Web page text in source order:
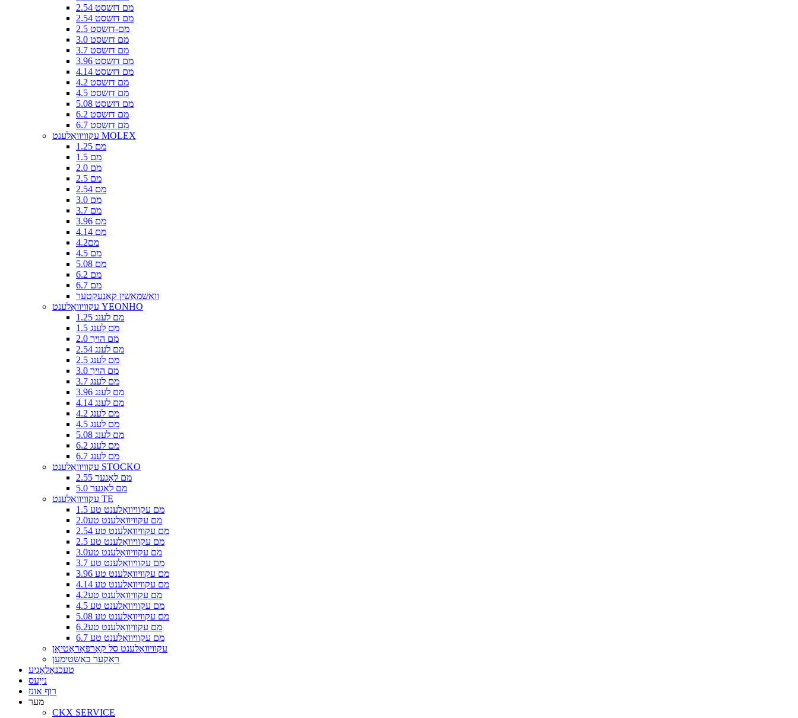
2.54 מם דזשסט
2.54 מם דזשסט
2.5 מם-דזשסט
3.0 מם דזשסט
3.7 מם דזשסט
3.96 מם דזשסט
4.14 מם דזשסט
4.2 מם דזשסט
4.5 מם דזשסט
5.08 מם דזשסט
6.2 מם דזשסט
6.7 מם דזשסט
עקוויוואַלענט MOLEX
1.25 מם
1.5 מם
2.0 מם
2.5 מם
2.54 מם
3.0 מם
3.7 מם
3.96 מם
4.14 מם
4.2מם
4.5 מם
5.08 מם
6.2 מם
6.7 מם
וואַשמאַשין קאַנעקטער
עקוויוואַלענט YEONHO
1.25 מם לענג
1.5 מם לענג
2.0 מם הויך
2.54 מם לענג
2.5 מם לענג
3.0 מם הויך
3.7 מם לענג
3.96 מם לענג
4.14 מם לענג
4.2 מם לענג
4.5 מם לענג
5.08 מם לענג
6.2 מם לענג
6.7 מם לענג
עקוויוואַלענט STOCKO
2.55 מם לאַגער
5.0 מם לאַגער
עקוויוואַלענט TE
1.5 מם עקוויוואַלענט טע
2.0מם עקוויוואַלענט טע
2.54 מם עקוויוואַלענט טע
2.5 מם עקוויוואַלענט טע
3.0מם עקוויוואַלענט טע
3.7 מם עקוויוואַלענט טע
3.96 מם עקוויוואַלענט טע
4.14 מם עקוויוואַלענט טע
4.2מם עקוויוואַלענט טע
4.5 מם עקוויוואַלענט טע
5.08 מם עקוויוואַלענט טע
6.2מם עקוויוואַלענט טע
6.7 מם עקוויוואַלענט טע
עקוויוואַלענט סל קאָרפּאָראַטיאָן
ראַקער באַשטימען
טעכנאָלאָגיע
נייַעס
רוף אונז
מער
CKX SERVICE